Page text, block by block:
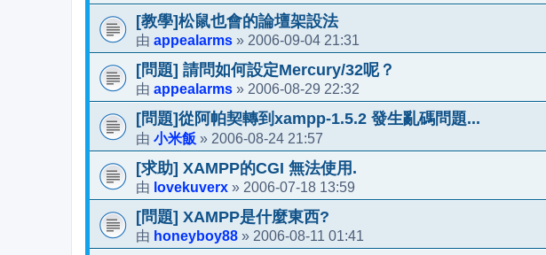
[教學]松鼠也會的論壇架設法
由 appealarms » 2006-09-04 21:31
[問題] 請問如何設定Mercury/32呢？
由 appealarms » 2006-08-29 22:32
[問題]從阿帕契轉到xampp-1.5.2 發生亂碼問題...
由 小米飯 » 2006-08-24 21:57
[求助] XAMPP的CGI 無法使用.
由 lovekuverx » 2006-07-18 13:59
[問題] XAMPP是什麼東西?
由 honeyboy88 » 2006-08-11 01:41